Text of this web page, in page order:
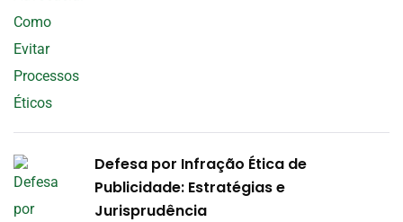
Defesa por Infração Ética de
Publicidade: Estratégias e
Jurisprudência